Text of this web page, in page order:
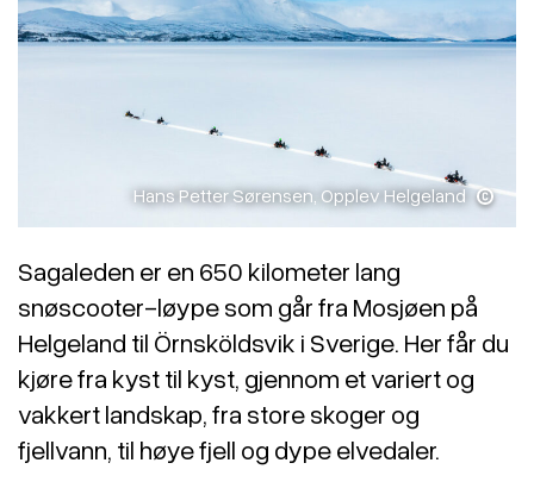
Hans Petter Sørensen, Opplev Helgeland
Sagaleden er en 650 kilometer lang
snøscooter-løype som går fra Mosjøen på
Helgeland til Örnsköldsvik i Sverige. Her får du
kjøre fra kyst til kyst, gjennom et variert og
vakkert landskap, fra store skoger og
fjellvann, til høye fjell og dype elvedaler.